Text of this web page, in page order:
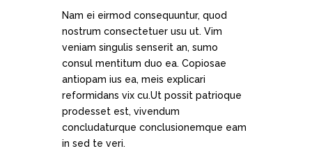
Nam ei eirmod consequuntur, quod
nostrum consectetuer usu ut. Vim
veniam singulis senserit an, sumo
consul mentitum duo ea. Copiosae
antiopam ius ea, meis explicari
reformidans vix cu.Ut possit patrioque
prodesset est, vivendum
concludaturque conclusionemque eam
in sed te veri.